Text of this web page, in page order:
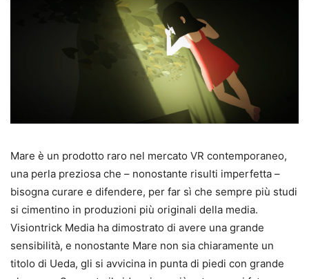
Mare è un prodotto raro nel mercato VR contemporaneo,
una perla preziosa che – nonostante risulti imperfetta –
bisogna curare e difendere, per far sì che sempre più studi
si cimentino in produzioni più originali della media.
Visiontrick Media ha dimostrato di avere una grande
sensibilità, e nonostante Mare non sia chiaramente un
titolo di Ueda, gli si avvicina in punta di piedi con grande